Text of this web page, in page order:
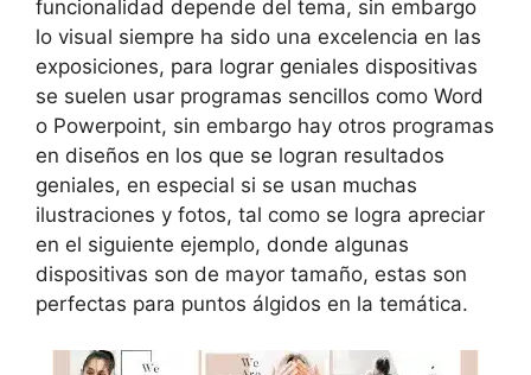
funcionalidad depende del tema, sin embargo
lo visual siempre ha sido una excelencia en las
exposiciones, para lograr geniales dispositivas
se suelen usar programas sencillos como Word
o Powerpoint, sin embargo hay otros programas
en diseños en los que se logran resultados
geniales, en especial si se usan muchas
ilustraciones y fotos, tal como se logra apreciar
en el siguiente ejemplo, donde algunas
dispositivas son de mayor tamaño, estas son
perfectas para puntos álgidos en la temática.